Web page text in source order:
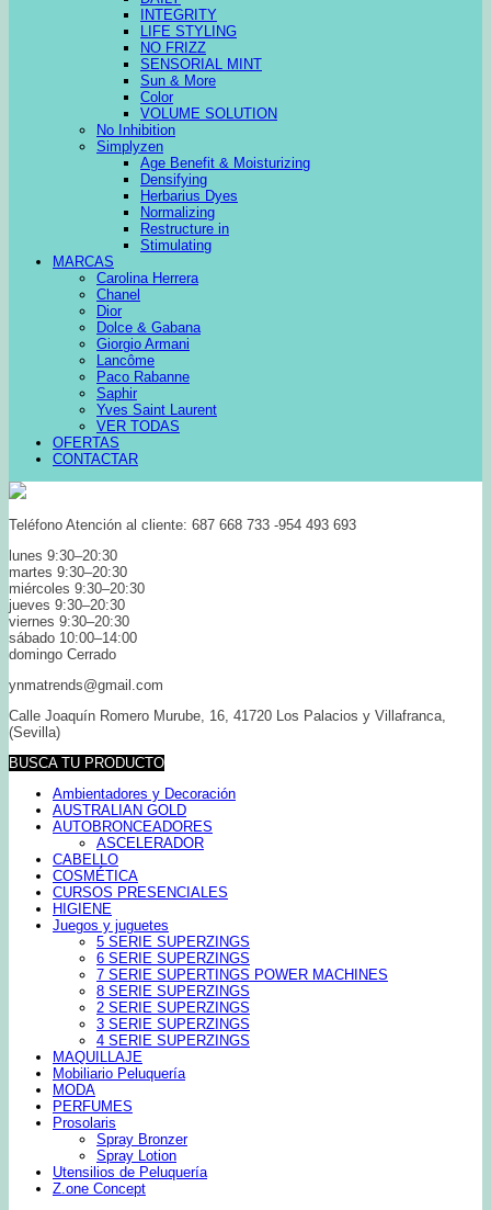
INTEGRITY
LIFE STYLING
NO FRIZZ
SENSORIAL MINT
Sun & More
Color
VOLUME SOLUTION
No Inhibition
Simplyzen
Age Benefit & Moisturizing
Densifying
Herbarius Dyes
Normalizing
Restructure in
Stimulating
MARCAS
Carolina Herrera
Chanel
Dior
Dolce & Gabana
Giorgio Armani
Lancôme
Paco Rabanne
Saphir
Yves Saint Laurent
VER TODAS
OFERTAS
CONTACTAR
Teléfono Atención al cliente: 687 668 733 -954 493 693
lunes 9:30–20:30
martes 9:30–20:30
miércoles 9:30–20:30
jueves 9:30–20:30
viernes 9:30–20:30
sábado 10:00–14:00
domingo Cerrado
ynmatrends@gmail.com
Calle Joaquín Romero Murube, 16, 41720 Los Palacios y Villafranca,
(Sevilla)
BUSCA TU PRODUCTO
Ambientadores y Decoración
AUSTRALIAN GOLD
AUTOBRONCEADORES
ASCELERADOR
CABELLO
COSMÉTICA
CURSOS PRESENCIALES
HIGIENE
Juegos y juguetes
5 SERIE SUPERZINGS
6 SERIE SUPERZINGS
7 SERIE SUPERTINGS POWER MACHINES
8 SERIE SUPERZINGS
2 SERIE SUPERZINGS
3 SERIE SUPERZINGS
4 SERIE SUPERZINGS
MAQUILLAJE
Mobiliario Peluquería
MODA
PERFUMES
Prosolaris
Spray Bronzer
Spray Lotion
Utensilios de Peluquería
Z.one Concept